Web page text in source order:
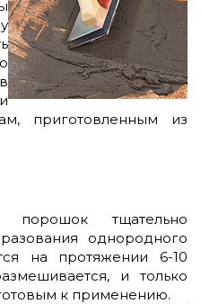
приготовленным из
порошок тщательно
однородного
на протяжении 6-10
и только
к применению.